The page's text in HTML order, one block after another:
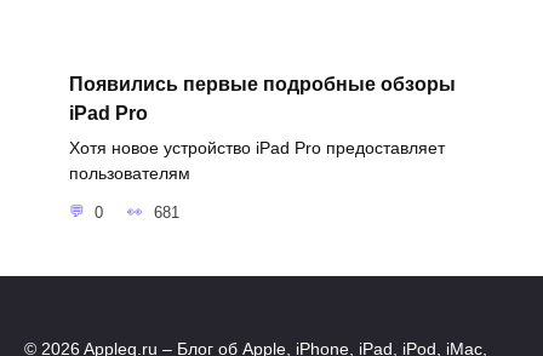
Появились первые подробные обзоры
iPad Pro
Хотя новое устройство iPad Pro предоставляет
пользователям
0 681
© 2026 Appleq.ru – Блог об Apple, iPhone, iPad, iPod, iMac,